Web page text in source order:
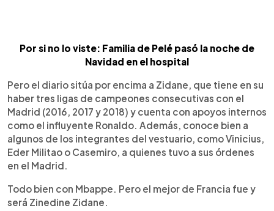
Por si no lo viste: Familia de Pelé pasó la noche de
Navidad en el hospital
Pero el diario sitúa por encima a Zidane, que tiene en su
haber tres ligas de campeones consecutivas con el
Madrid (2016, 2017 y 2018) y cuenta con apoyos internos
como el influyente Ronaldo. Además, conoce bien a
algunos de los integrantes del vestuario, como Vinicius,
Eder Militao o Casemiro, a quienes tuvo a sus órdenes
en el Madrid.
Todo bien con Mbappe. Pero el mejor de Francia fue y
será Zinedine Zidane.